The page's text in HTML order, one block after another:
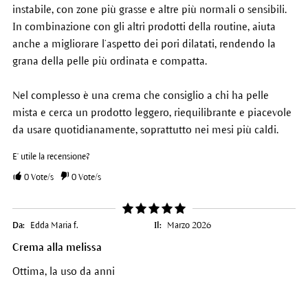
instabile, con zone più grasse e altre più normali o sensibili.
In combinazione con gli altri prodotti della routine, aiuta
anche a migliorare l’aspetto dei pori dilatati, rendendo la
grana della pelle più ordinata e compatta.
Nel complesso è una crema che consiglio a chi ha pelle
mista e cerca un prodotto leggero, riequilibrante e piacevole
da usare quotidianamente, soprattutto nei mesi più caldi.
E' utile la recensione?
0Vote/s 0Vote/s
Da: Edda Maria f. Il: Marzo 2026
Crema alla melissa
Ottima, la uso da anni